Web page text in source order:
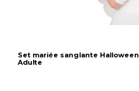
Set mariée sanglante
Adulte